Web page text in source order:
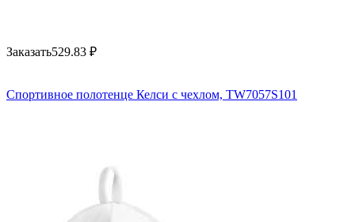
Заказать529.83 ₽
Спортивное полотенце Келси с чехлом, TW7057S101